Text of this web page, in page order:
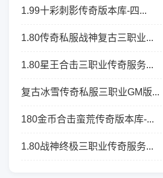
1.99十彩刺影传奇版本库-四...
1.80传奇私服战神复古三职业...
1.80星王合击三职业传奇服务...
复古冰雪传奇私服三职业GM版...
180金币合击蛮荒传奇版本库-...
1.80战神终极三职业传奇服务...